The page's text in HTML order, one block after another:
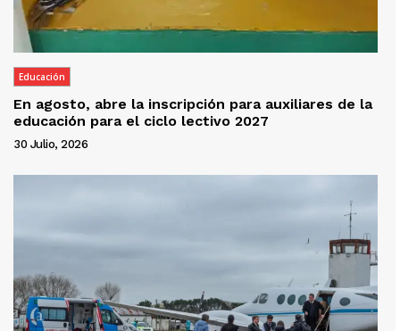
Educación
En agosto, abre la inscripción para auxiliares de la
educación para el ciclo lectivo 2027
30 Julio, 2026